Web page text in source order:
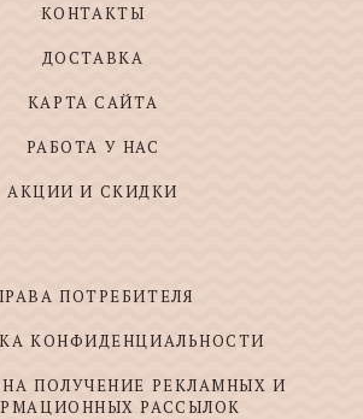
КОНТАКТЫ
ДОСТАВКА
КАРТА САЙТА
РАБОТА У НАС
АКЦИИ И СКИДКИ
ПОТРЕБИТЕЛЯ
КОНФИДЕНЦИАЛЬНОСТИ
ПОЛУЧЕНИЕ РЕКЛАМНЫХ И
РАССЫЛОК